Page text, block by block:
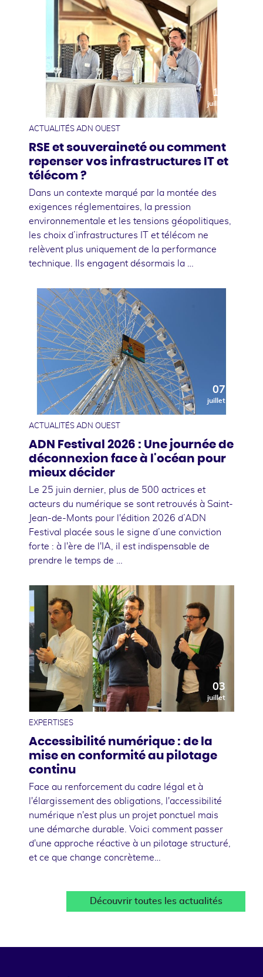
10
juillet
ACTUALITÉS ADN OUEST
RSE et souveraineté ou comment
repenser vos infrastructures IT et
télécom ?
Dans un contexte marqué par la montée des
exigences réglementaires, la pression
environnementale et les tensions géopolitiques,
les choix d’infrastructures IT et télécom ne
relèvent plus uniquement de la performance
technique. Ils engagent désormais la …
07
juillet
ACTUALITÉS ADN OUEST
ADN Festival 2026 : Une journée de
déconnexion face à l'océan pour
mieux décider
Le 25 juin dernier, plus de 500 actrices et
acteurs du numérique se sont retrouvés à Saint-
Jean-de-Monts pour l'édition 2026 d’ADN
Festival placée sous le signe d’une conviction
forte : à l'ère de l'IA, il est indispensable de
prendre le temps de …
03
juillet
EXPERTISES
Accessibilité numérique : de la
mise en conformité au pilotage
continu
Face au renforcement du cadre légal et à
l'élargissement des obligations, l'accessibilité
numérique n'est plus un projet ponctuel mais
une démarche durable. Voici comment passer
d'une approche réactive à un pilotage structuré,
et ce que change concrèteme…
Découvrir toutes les actualités